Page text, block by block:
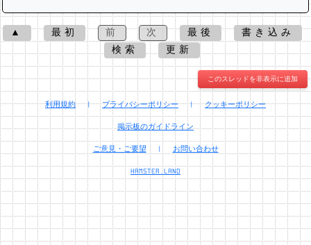
▲ 最初 前 次 最後
書き込み
検索
更新
このスレッドを非表示に追加
利用規約 | プライバシーポリシー | クッキーポリシー
掲示板のガイドライン
ご意見・ご要望 | お問い合わせ
HAMSTER.LAND